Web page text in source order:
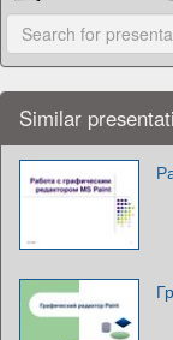
Similar